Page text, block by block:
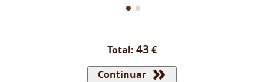
Total: 43€
Continuar